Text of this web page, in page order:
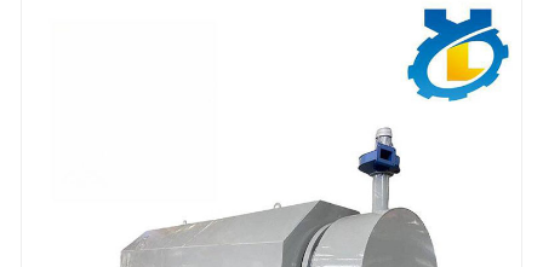
σωλήνων, στη στερέωση σπειρώματος και σε άλλα